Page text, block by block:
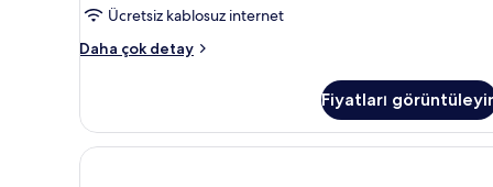
Ücretsiz kablosuz internet
Daha çok detay
Stüdyo
detay
Fiyatları